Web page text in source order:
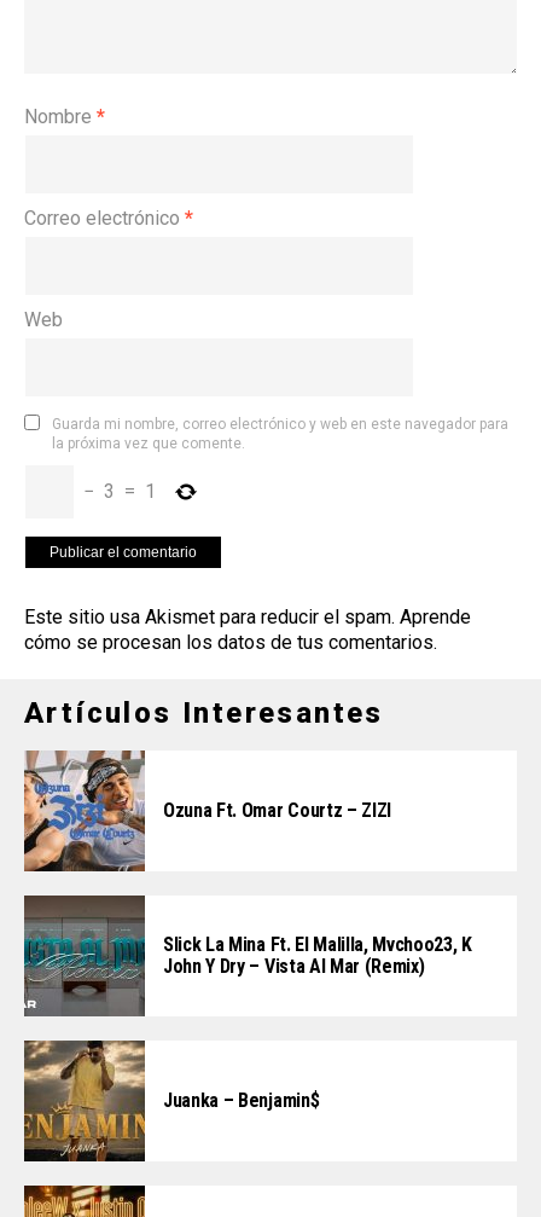
Nombre *
Correo electrónico *
Web
Guarda mi nombre, correo electrónico y web en este navegador para
la próxima vez que comente.
− 3 = 1
Este sitio usa Akismet para reducir el spam. Aprende
cómo se procesan los datos de tus comentarios.
Artículos Interesantes
Ozuna Ft. Omar Courtz – ZIZI
Slick La Mina Ft. El Malilla, Mvchoo23, K
John Y Dry – Vista Al Mar (Remix)
Juanka – Benjamin$